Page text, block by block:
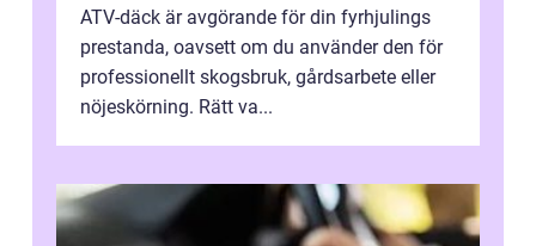
ATV-däck är avgörande för din fyrhjulings
prestanda, oavsett om du använder den för
professionellt skogsbruk, gårdsarbete eller
nöjeskörning. Rätt va...